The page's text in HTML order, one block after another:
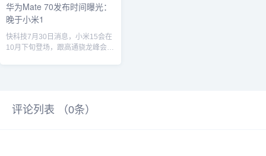
华为Mate 70发布时间曝光：
晚于小米1
快科技7月30日消息，小米15会在
10月下旬登场，跟高通骁龙峰会时
评论列表 （0条）